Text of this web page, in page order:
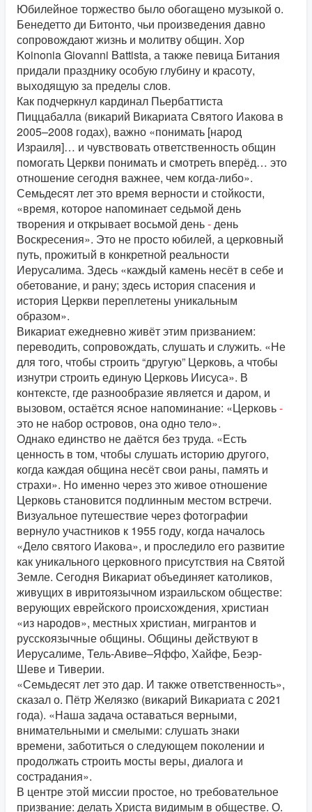
Юбилейное торжество было обогащено музыкой о.
Бенедетто ди Битонто, чьи произведения давно
сопровождают жизнь и молитву общин. Хор
Koinonia Giovanni Battista, а также певица Битания
придали празднику особую глубину и красоту,
выходящую за пределы слов.
Как подчеркнул кардинал Пьербаттиста
Пиццабалла (викарий Викариата Святого Иакова в
2005–2008 годах), важно «понимать [народ
Израиля]… и чувствовать ответственность общин
помогать Церкви понимать и смотреть вперёд… это
отношение сегодня важнее, чем когда-либо».
Семьдесят лет это время верности и стойкости,
«время, которое напоминает седьмой день
творения и открывает восьмой день-день
Воскресения». Это не просто юбилей, а церковный
путь, прожитый в конкретной реальности
Иерусалима. Здесь «каждый камень несёт в себе и
обетование, и рану; здесь история спасения и
история Церкви переплетены уникальным
образом».
Викариат ежедневно живёт этим призванием:
переводить, сопровождать, слушать и служить. «Не
для того, чтобы строить “другую” Церковь, а чтобы
изнутри строить единую Церковь Иисуса». В
контексте, где разнообразие является и даром, и
вызовом, остаётся ясное напоминание: «Церковь-
это не набор островов, она одно тело».
Однако единство не даётся без труда. «Есть
ценность в том, чтобы слушать историю другого,
когда каждая община несёт свои раны, память и
страхи». Но именно через это живое отношение
Церковь становится подлинным местом встречи.
Визуальное путешествие через фотографии
вернуло участников к 1955 году, когда началось
«Дело святого Иакова», и проследило его развитие
как уникального церковного присутствия на Святой
Земле. Сегодня Викариат объединяет католиков,
живущих в ивритоязычном израильском обществе:
верующих еврейского происхождения, христиан
«из народов», местных христиан, мигрантов и
русскоязычные общины. Общины действуют в
Иерусалиме, Тель-Авиве–Яффо, Хайфе, Беэр-
Шеве и Тиверии.
«Семьдесят летэто дар. И также ответственность»,
сказал о. Пётр Желязко (викарий Викариата с 2021
года). «Наша задача оставаться верными,
внимательными и смелыми: слушать знаки
времени, заботиться о следующем поколении и
продолжать строить мосты веры, диалога и
сострадания».
В центре этой миссии простое, но требовательное
призвание: делать Христа видимым в обществе. О.